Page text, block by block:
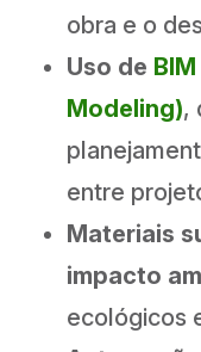
obra e o
Uso de
Modeling),
entre
Materiais
impacto
ecológicos